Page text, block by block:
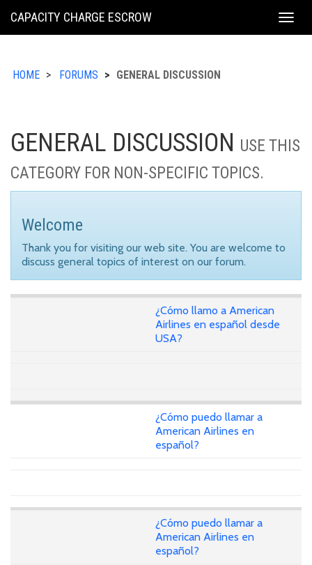
KING
CAPACITY CHARGE ESCROW
HOME FORUMS GENERAL DISCUSSION
GENERAL DISCUSSION USE THIS
CATEGORY FOR NON-SPECIFIC TOPICS.
Welcome
Thank you for visiting our web site. You are welcome to
discuss general topics of interest on our forum.
¿Cómo llamo a American
Airlines en español desde
USA?
¿Cómo puedo llamar a
American Airlines en
español?
¿Cómo puedo llamar a
American Airlines en
español?